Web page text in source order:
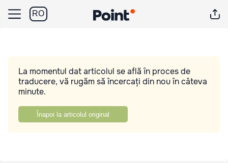
RO
La momentul dat articolul se află în proces de
traducere, vă rugăm să încercați din nou în câteva
minute.
Înapoi la articolul original